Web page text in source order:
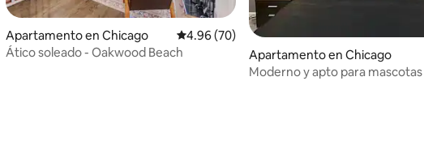
4.83 de 5, 211 reseñas
Apartamento en Chicago Calificación promedio: 4.96 de 5, 70 reseñas
4.96 (70)
Ático soleado - Oakwood Beach
Apartamento en Chicago
Moderno y apto para mascotas